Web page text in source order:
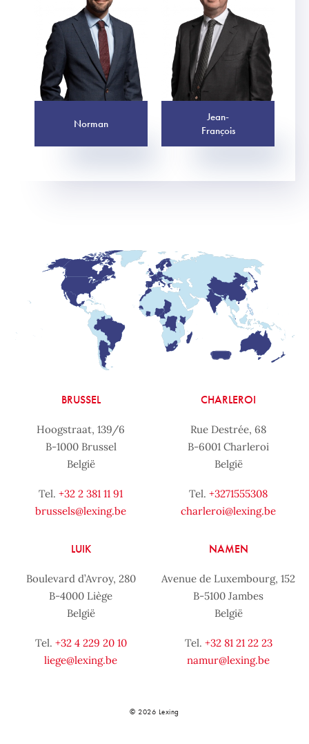
Norman
Jean-
François
BRUSSEL
Hoogstraat, 139/6
B-1000 Brussel
België
Tel. +32 2 381 11 91
brussels@lexing.be
CHARLEROI
Rue Destrée, 68
B-6001 Charleroi
België
Tel. +3271555308
charleroi@lexing.be
LUIK
Boulevard d’Avroy, 280
B-4000 Liège
België
Tel. +32 4 229 20 10
liege@lexing.be
NAMEN
Avenue de Luxembourg, 152
B-5100 Jambes
België
Tel. +32 81 21 22 23
namur@lexing.be
© 2026 Lexing